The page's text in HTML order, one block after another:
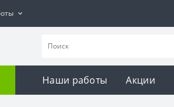
Наши работы Акции